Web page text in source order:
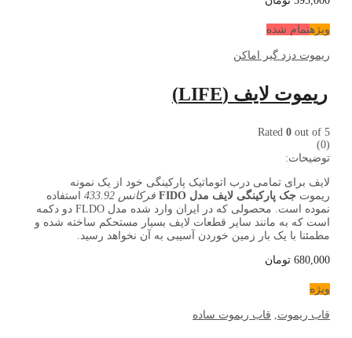
ویژهتمام شده
ریموت دزد گیر اماکن
ریموت لایف (LIFE)
Rated 0 out of 5
(0)
توضیحات:
لایف برای تمامی درب اتوماتیک پارکینگی خود از یک نمونه
ریموت جک پارکینگی لایف مدل FIDO فرکانس 433.92
استفاده
نموده است. محصولی که در ایران وارد شده مدل FLDO دو دکمه
است که به مانند سایر قطعات لایف بسیار مستحکم ساخته شده و
مطمئنا با یک بار زمین خوردن آسیبی به آن نخواهد رسید.
680,000 تومان
ویژه
قاب ریموت قاب ریموت ساده